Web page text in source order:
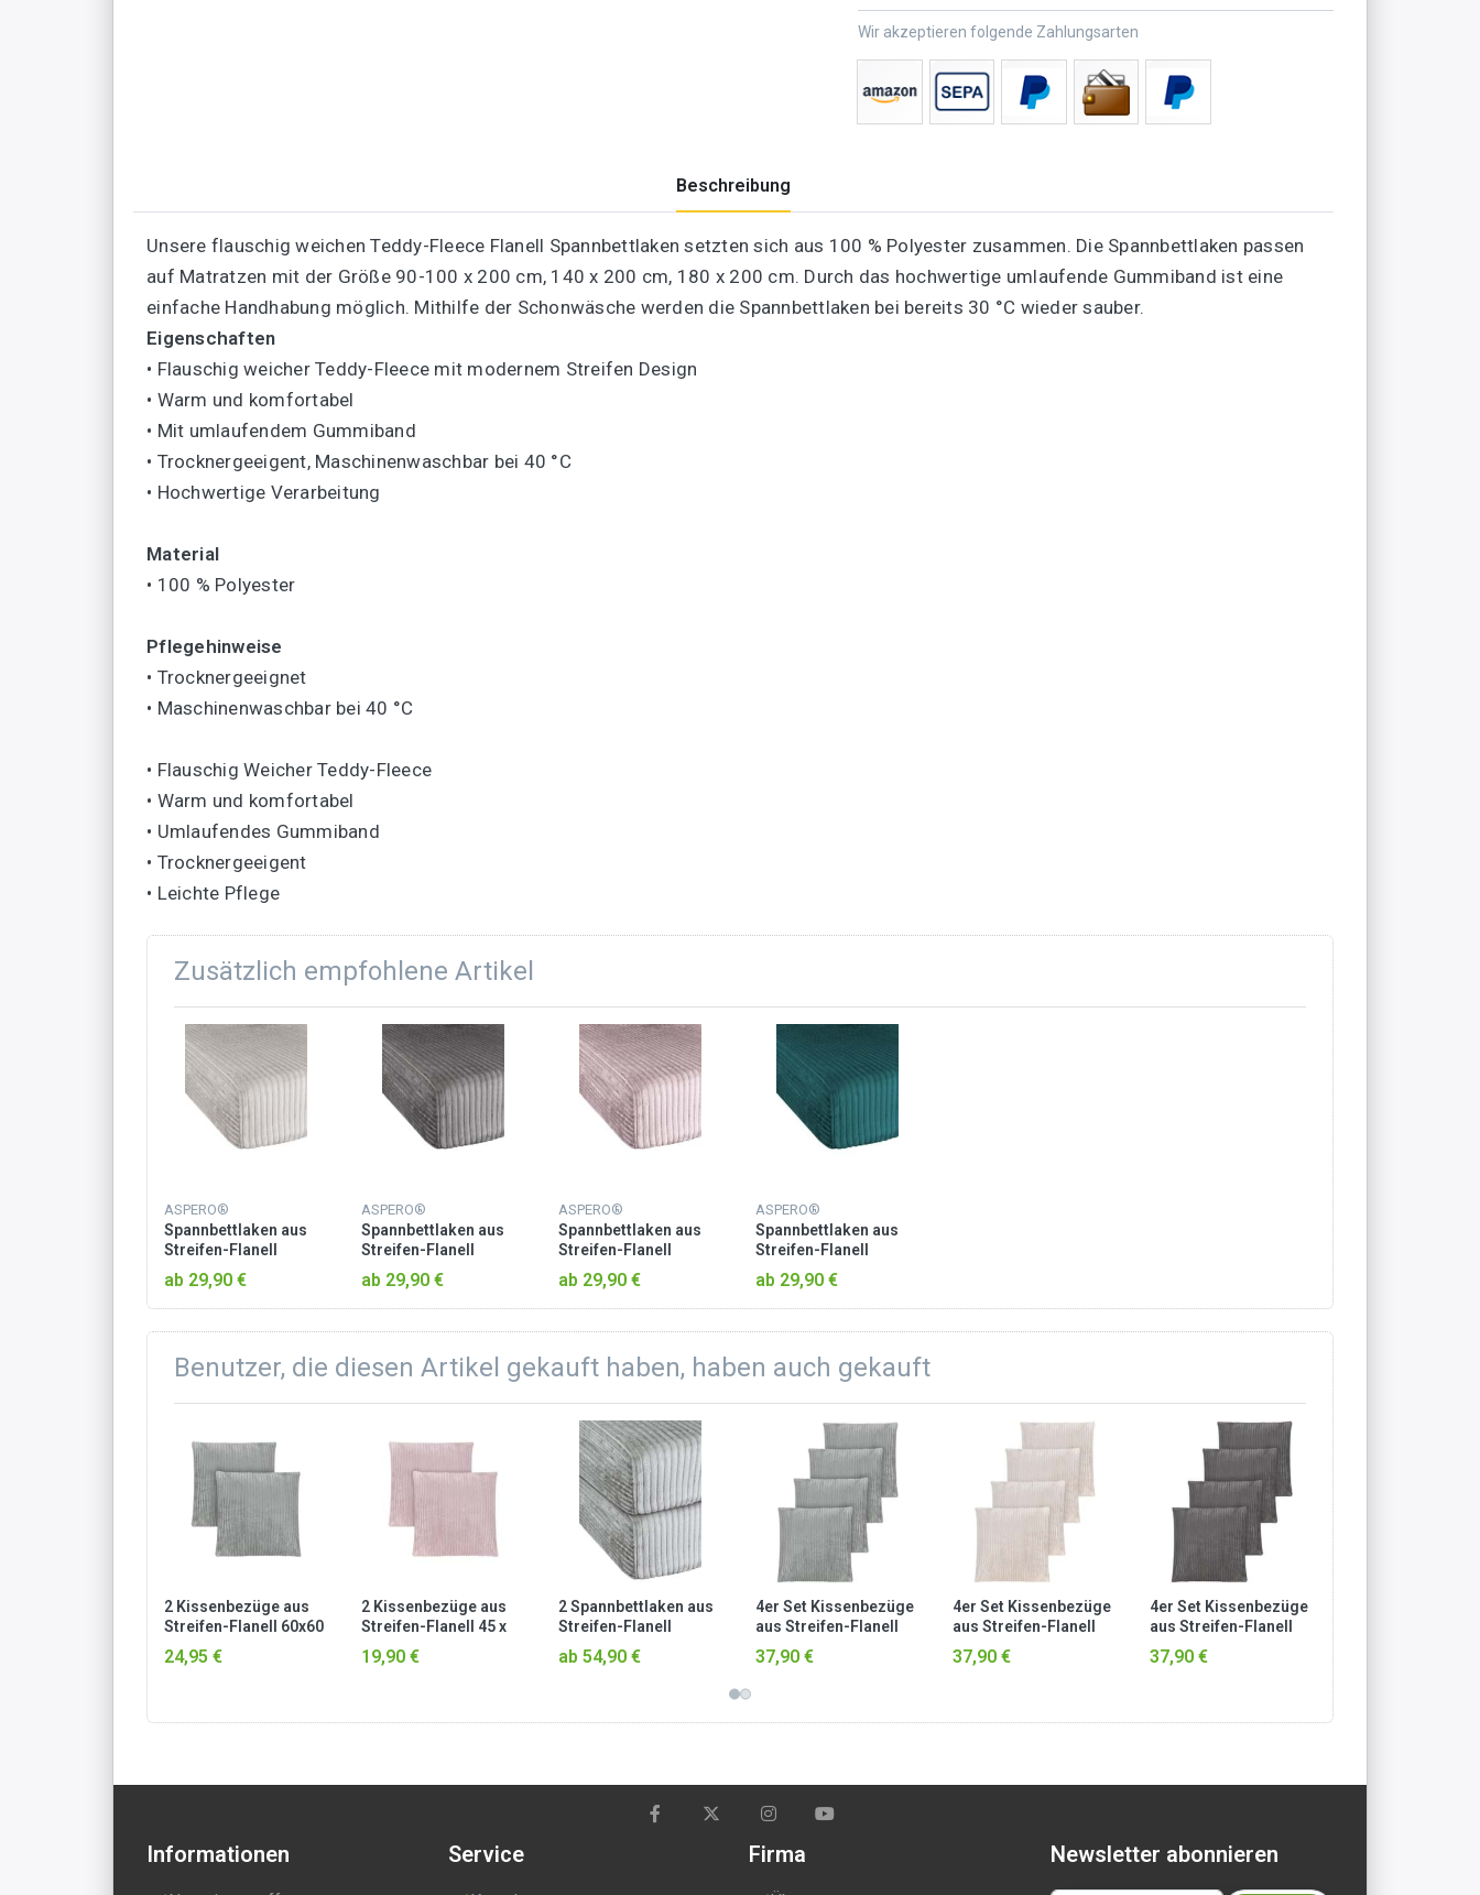
Wir akzeptieren folgende Zahlungsarten
Beschreibung
Unsere flauschig weichen Teddy-Fleece Flanell Spannbettlaken setzten sich aus 100 % Polyester zusammen. Die Spannbettlaken passen
auf Matratzen mit der Größe 90-100 x 200 cm, 140 x 200 cm, 180 x 200 cm. Durch das hochwertige umlaufende Gummiband ist eine
einfache Handhabung möglich. Mithilfe der Schonwäsche werden die Spannbettlaken bei bereits 30 °C wieder sauber.
Eigenschaften
• Flauschig weicher Teddy-Fleece mit modernem Streifen Design
• Warm und komfortabel
• Mit umlaufendem Gummiband
• Trocknergeeigent, Maschinenwaschbar bei 40 °C
• Hochwertige Verarbeitung
Material
• 100 % Polyester
Pflegehinweise
• Trocknergeeignet
• Maschinenwaschbar bei 40 °C
• Flauschig Weicher Teddy-Fleece
• Warm und komfortabel
• Umlaufendes Gummiband
• Trocknergeeigent
• Leichte Pflege
Zusätzlich empfohlene Artikel
ASPERO®
Spannbettlaken aus
Streifen-Flanell
„Parana“ Taupe
ab 29,90 €
ASPERO®
Spannbettlaken aus
Streifen-Flanell
„Parana“ Dunkelgrau
ab 29,90 €
ASPERO®
Spannbettlaken aus
Streifen-Flanell
„Parana“ Rosa
ab 29,90 €
ASPERO®
Spannbettlaken aus
Streifen-Flanell
„Parana“ Petrol
ab 29,90 €
Benutzer, die diesen Artikel gekauft haben, haben auch gekauft
2 Kissenbezüge aus
Streifen-Flanell 60x60
cm „Salta“ Hellgrau
24,95 €
2 Kissenbezüge aus
Streifen-Flanell 45 x
45 cm „Zarate“ Rosa
19,90 €
2 Spannbettlaken aus
Streifen-Flanell
„Parana“ Hellgrau
ab 54,90 €
4er Set Kissenbezüge
aus Streifen-Flanell
45x45 cm „Zarate“
Hellgrau
37,90 €
4er Set Kissenbezüge
aus Streifen-Flanell
45x45 cm „Zarate“
Taupe
37,90 €
4er Set Kissenbezüge
aus Streifen-Flanell
45x45 cm „Zarate“
Dunkelgrau
37,90 €
Informationen Service Firma Newsletter abonnieren